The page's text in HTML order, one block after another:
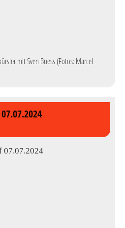
mit Sven Buess (Fotos: Marcel